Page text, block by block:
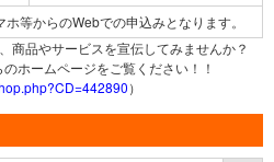
等からのWebでの申込みとなります。
商品やサービスを宣伝してみませんか？
ホームページをご覧ください！！
）